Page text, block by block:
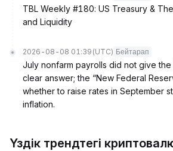
TBL Weekly #180: US Treasury &
and Liquidity
2026-08-08 01:39 (UTC) Бейтарап
July nonfarm payrolls did not give
clear answer; the “New Federal
whether to raise rates in September
inflation.
Үздік трендтегі